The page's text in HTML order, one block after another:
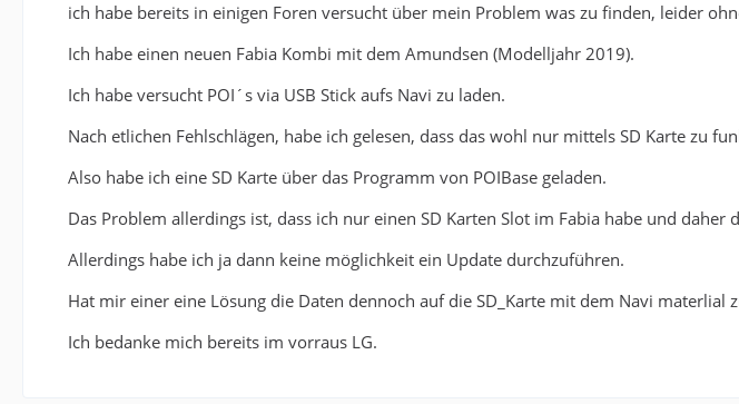
ich habe bereits in einigen Foren versucht über mein Problem was zu finden, leider
Ich habe einen neuen Fabia Kombi mit dem Amundsen (Modelljahr 2019).
Ich habe versucht POI´s via USB Stick aufs Navi zu laden.
Nach etlichen Fehlschlägen, habe ich gelesen, dass das wohl nur mittels SD Karte zu
Also habe ich eine SD Karte über das Programm von POIBase geladen.
Das Problem allerdings ist, dass ich nur einen SD Karten Slot im Fabia habe und daher
Allerdings habe ich ja dann keine möglichkeit ein Update durchzuführen.
Hat mir einer eine Lösung die Daten dennoch auf die SD_Karte mit dem Navi materlial
Ich bedanke mich bereits im vorraus LG.